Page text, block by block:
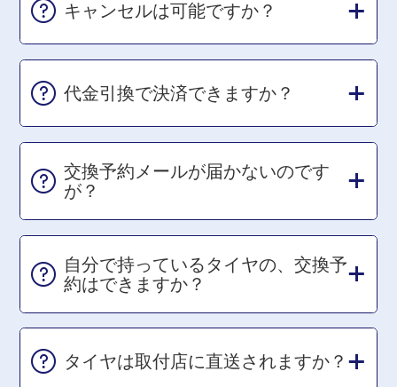
キャンセルは可能ですか？
代金引換で決済できますか？
交換予約メールが届かないのです
が？
自分で持っているタイヤの、交換予
約はできますか？
タイヤは取付店に直送されますか？